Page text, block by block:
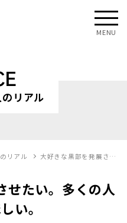
MENU
リアル
リアル 大好きな黒部を発展さ…
せたい。多くの人
い。